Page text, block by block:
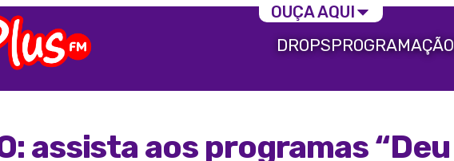
DROPSPROGRAMAÇÃO
assista aos programas “Deu
OUÇA AQUI